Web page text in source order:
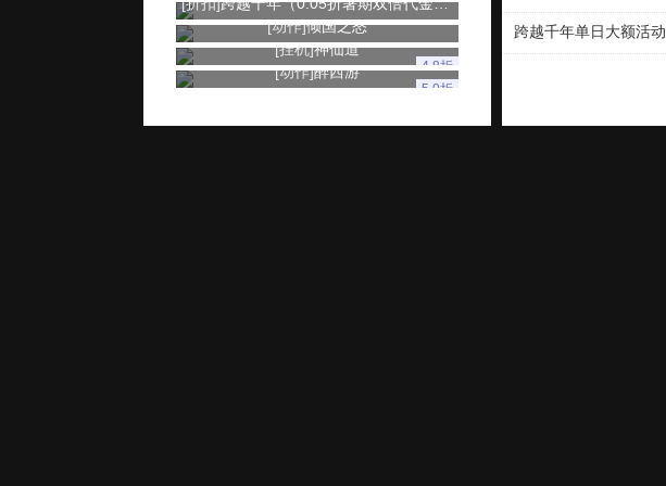
[动作]倾国之怒
[挂机]神仙道
4.8折
[动作]醉西游
5.0折
跨越千年单日大额活动